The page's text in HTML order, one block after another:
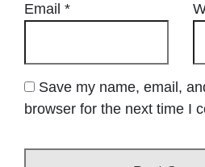
Email *
Save my name, email,
browser for the next time I